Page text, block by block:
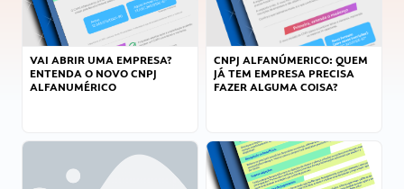
VAI ABRIR UMA EMPRESA?
ENTENDA O NOVO CNPJ
ALFANUMÉRICO
CNPJ ALFANÚMERICO: QUEM
JÁ TEM EMPRESA PRECISA
FAZER ALGUMA COISA?